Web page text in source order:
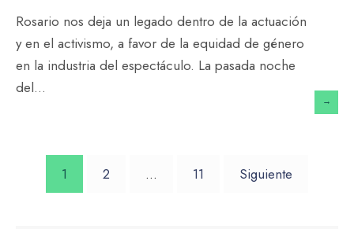
Rosario nos deja un legado dentro de la actuación
y en el activismo, a favor de la equidad de género
en la industria del espectáculo. La pasada noche
del...
→
Paginación
1 2 … 11 Siguiente